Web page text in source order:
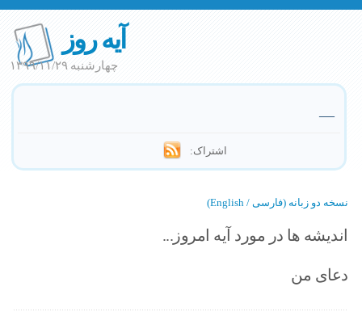
آیه روز
چهارشنبه ۱۳۹۹/۱۱/۲۹
—
اشتراک:
نسخه دو زبانه (فارسی / English)
اندیشه ها در مورد آیه امروز...
دعای من